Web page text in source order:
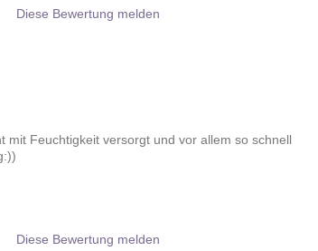
Diese Bewertung melden
mit Feuchtigkeit versorgt und vor allem so schnell
Diese Bewertung melden